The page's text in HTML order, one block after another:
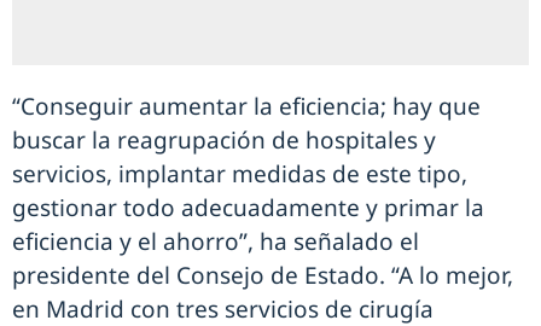
“Conseguir aumentar la eficiencia; hay que
buscar la reagrupación de hospitales y
servicios, implantar medidas de este tipo,
gestionar todo adecuadamente y primar la
eficiencia y el ahorro”, ha señalado el
presidente del Consejo de Estado. “A lo mejor,
en Madrid con tres servicios de cirugía